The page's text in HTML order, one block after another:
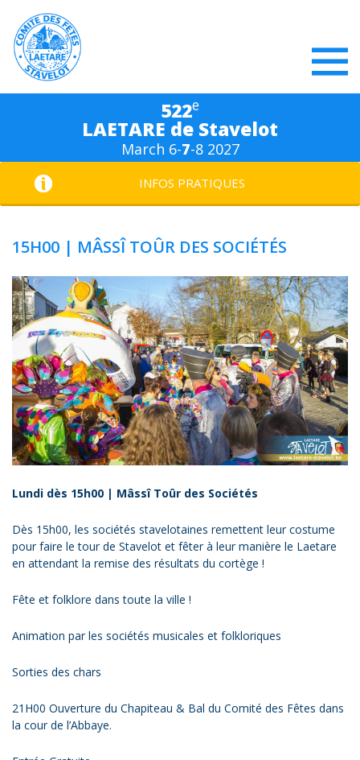
522e
LAETARE de Stavelot
March 6-7-8 2027
INFOS PRATIQUES
15H00 | MÂSSÎ TOÛR DES SOCIÉTÉS
Lundi dès 15h00 | Mâssî Toûr des Sociétés
Dès 15h00, les sociétés stavelotaines remettent leur costume
pour faire le tour de Stavelot et fêter à leur manière le Laetare
en attendant la remise des résultats du cortège !
Fête et folklore dans toute la ville !
Animation par les sociétés musicales et folkloriques
Sorties des chars
21H00 Ouverture du Chapiteau & Bal du Comité des Fêtes dans
la cour de l’Abbaye.